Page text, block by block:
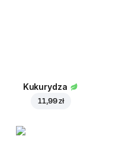
Kukurydza
11,99 zł